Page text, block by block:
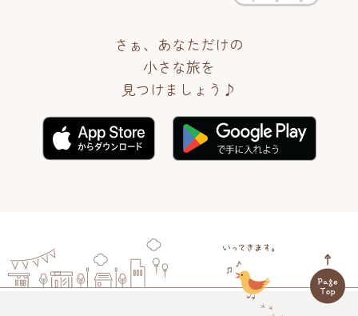
さぁ、あなただけの
小さな旅を
見つけましょう♪